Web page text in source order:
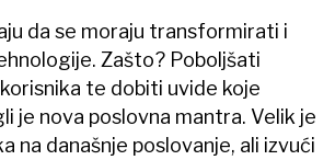
da se moraju transformirati i
Zašto? Poboljšati
te dobiti uvide koje
je nova poslovna mantra. Velik je
na današnje poslovanje, ali izvući